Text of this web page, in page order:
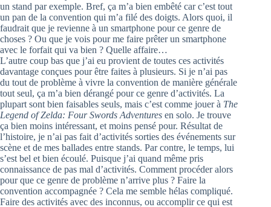
un stand par exemple. Bref, ça m’a bien embêté car c’est tout
un pan de la convention qui m’a filé des doigts. Alors quoi, il
faudrait que je revienne à un smartphone pour ce genre de
choses ? Ou que je vois pour me faire prêter un smartphone
avec le forfait qui va bien ? Quelle affaire…
L’autre coup bas que j’ai eu provient de toutes ces activités
davantage conçues pour être faites à plusieurs. Si je n’ai pas
du tout de problème à vivre la convention de manière générale
tout seul, ça m’a bien dérangé pour ce genre d’activités. La
plupart sont bien faisables seuls, mais c’est comme jouer à The
Legend of Zelda: Four Swords Adventures en solo. Je trouve
ça bien moins intéressant, et moins pensé pour. Résultat de
l’histoire, je n’ai pas fait d’activités sorties des événements sur
scène et de mes ballades entre stands. Par contre, le temps, lui
s’est bel et bien écoulé. Puisque j’ai quand même pris
connaissance de pas mal d’activités. Comment procéder alors
pour que ce genre de problème n’arrive plus ? Faire la
convention accompagnée ? Cela me semble hélas compliqué.
Faire des activités avec des inconnus, ou accomplir ce qui est